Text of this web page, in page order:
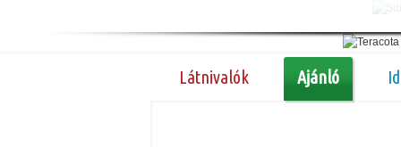
Látnivalók Ajánló